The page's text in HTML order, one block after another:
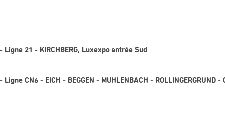
Ligne 21 - KIRCHBERG, Luxexpo entrée Sud
CN6 - EICH - BEGGEN - MUHLENBACH - ROLLINGERGRUND -